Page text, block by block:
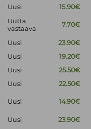
Uusi
15.90€
Uutta
vastaava
7.70€
Uusi
23.90€
Uusi
19.20€
Uusi
25.50€
Uusi
22.50€
Uusi 14.90€
Uusi
23.90€